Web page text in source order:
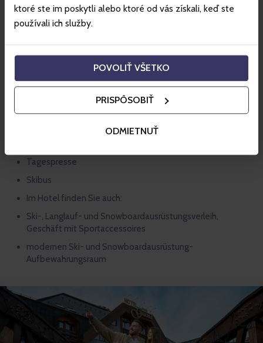
ktoré ste im poskytli alebo ktoré od vás získali, keď ste
používali ich služby.
POVOLIŤ VŠETKO
PRISPÔSOBIŤ
ODMIETNUŤ
Vorteile des Hotels Grand ****, Jasná
kostenloses WLAN
Kinderecke
Laundry Service – Waschen und Bügeln
Tagespresse
Skibus
Im Hotel finden Sie auch:
Ski-, Langlauf- und Snowboardausrüstungsverleih,
Geschäft mit Sportaccessoires
modernen Ski- und Snowboardausrüstung-
Aufbewahrungsraum